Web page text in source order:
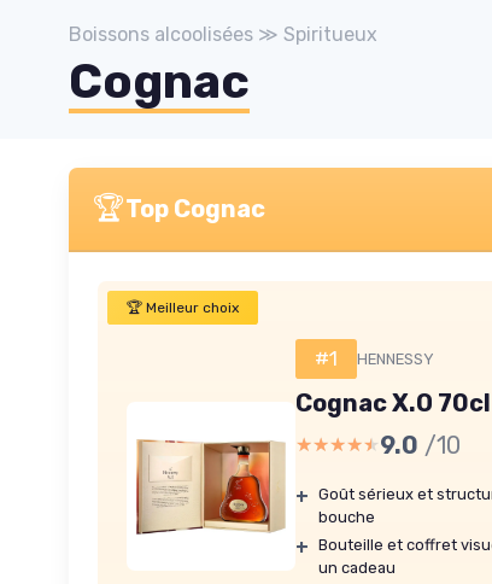
Boissons alcoolisées ≫ Spiritueux
Cognac
🏆Top Cognac
🏆 Meilleur choix
#1 HENNESSY
Cognac X.O
★★★★★
★★★★★9.0 /10
+ Goût sérieux et
bouche
+ Bouteille et coffret
un cadeau